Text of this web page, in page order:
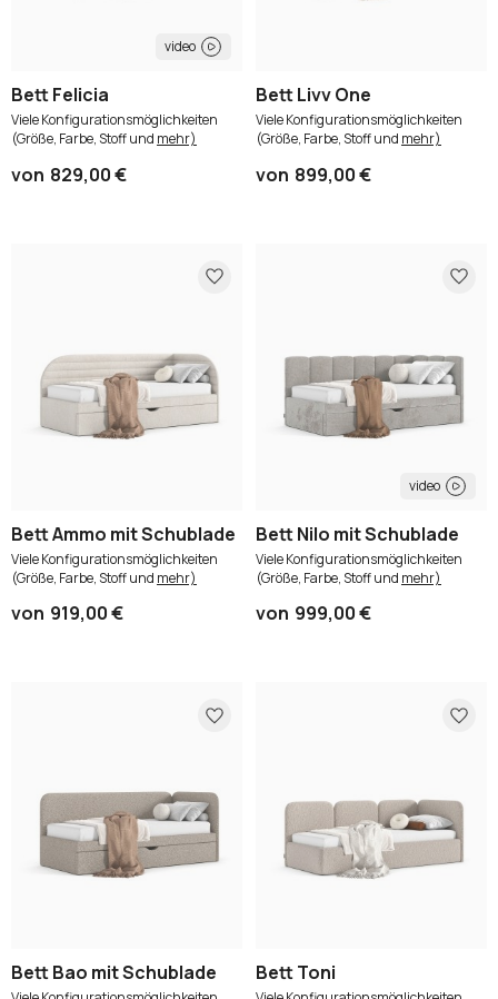
video
Bett Felicia
Viele Konfigurationsmöglichkeiten
(Größe, Farbe, Stoff und mehr)
von 829,00 €
Bett Livv One
Viele Konfigurationsmöglichkeiten
(Größe, Farbe, Stoff und mehr)
von 899,00 €
Bett Ammo mit Schublade
Viele Konfigurationsmöglichkeiten
(Größe, Farbe, Stoff und mehr)
von 919,00 €
video
Bett Nilo mit Schublade
Viele Konfigurationsmöglichkeiten
(Größe, Farbe, Stoff und mehr)
von 999,00 €
Bett Bao mit Schublade Bett Toni